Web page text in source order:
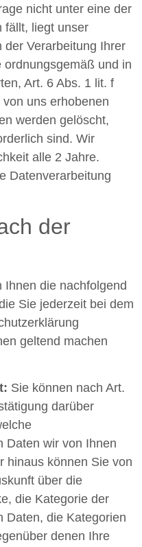
nicht unter eine der
fällt, liegt unser
der Verarbeitung Ihrer
ordnungsgemäß und in
Art. 6 Abs. 1 lit. f
von uns erhobenen
werden gelöscht,
sind. Wir
alle 2 Jahre.
Datenverarbeitung
der
Ihnen die nachfolgend
Sie jederzeit bei dem
geltend machen
Sie können nach Art.
darüber
Daten wir von Ihnen
hinaus können Sie von
über die
die Kategorie der
Daten, die Kategorien
denen Ihre